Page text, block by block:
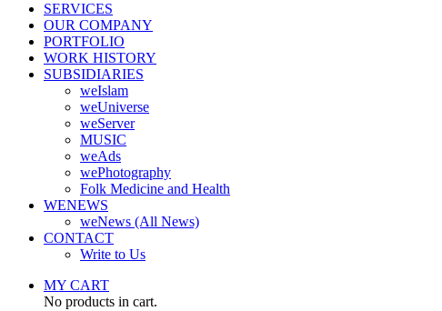
SERVICES
OUR COMPANY
PORTFOLIO
WORK HISTORY
SUBSIDIARIES
weIslam
weUniverse
weServer
MUSIC
weAds
wePhotography
Folk Medicine and Health
WENEWS
weNews (All News)
CONTACT
Write to Us
MY CART
No products in cart.